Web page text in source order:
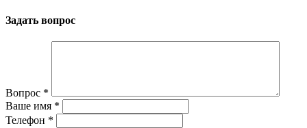
Задать вопрос
Вопрос *
Ваше имя *
Телефон *